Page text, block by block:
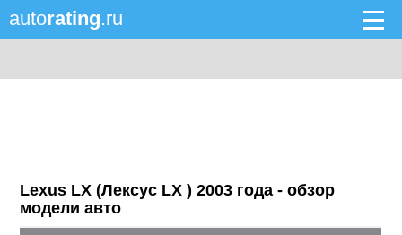
autorating.ru
Lexus LX (Лексус LX ) 2003 года - обзор
модели авто